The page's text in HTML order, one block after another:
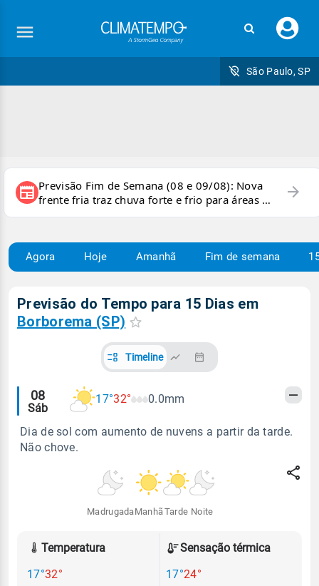
seu
São Paulo, SP
newspaper Previsão Fim de Semana (08 e 09/08): Nova
frente fria traz chuva forte e frio para áreas do
país
arrow_forward
Agora Hoje Amanhã Fim de semana
Previsão do Tempo para 15 Dias em
Borborema (SP)
Timeline
Alertas
meteorológicos
08
Sáb
17°32° 0.0mm
Dia de sol com aumento de nuvens a partir da tarde.
Não chove.
Madrugada Manhã Tarde Noite
Temperatura
17°32°
Sensação térmica
17°24°